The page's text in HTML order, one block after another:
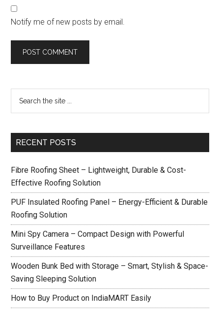
Notify me of new posts by email.
RECENT POSTS
Fibre Roofing Sheet – Lightweight, Durable & Cost-
Effective Roofing Solution
PUF Insulated Roofing Panel – Energy-Efficient & Durable
Roofing Solution
Mini Spy Camera – Compact Design with Powerful
Surveillance Features
Wooden Bunk Bed with Storage – Smart, Stylish & Space-
Saving Sleeping Solution
How to Buy Product on IndiaMART Easily